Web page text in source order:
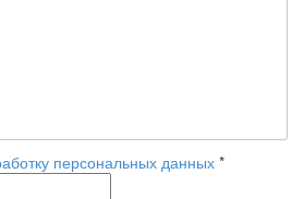
персональных данных *